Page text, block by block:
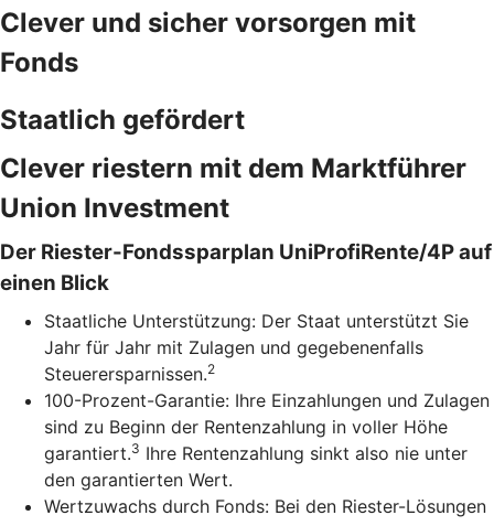
Clever und sicher vorsorgen mit
Fonds
Staatlich gefördert
Clever riestern mit dem Marktführer
Union Investment
Der Riester-Fondssparplan UniProfiRente/4P auf
einen Blick
Staatliche Unterstützung: Der Staat unterstützt Sie
Jahr für Jahr mit Zulagen und gegebenenfalls
Steuerersparnissen.2
100-Prozent-Garantie: Ihre Einzahlungen und Zulagen
sind zu Beginn der Rentenzahlung in voller Höhe
garantiert.3 Ihre Rentenzahlung sinkt also nie unter
den garantierten Wert.
Wertzuwachs durch Fonds: Bei den Riester-Lösungen